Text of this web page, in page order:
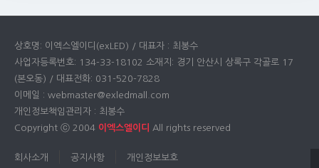
상호명: 이엑스엘이디(exLED) / 대표자 : 최봉수
사업자등록번호: 134-33-18102 소재지: 경기 안산시 상록구 각골로 17
(본오동) / 대표전화: 031-520-7828
이메일 : webmaster@exledmall.com
개인정보책임관리자 : 최봉수
Copyright ⓒ 2004 이엑스엘이디 All rights reserved
회사소개 공지사항 개인정보보호